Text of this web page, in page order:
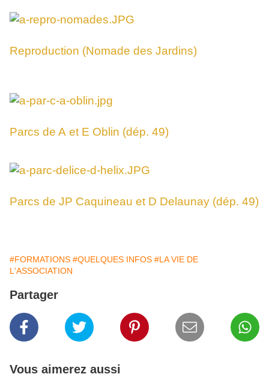
Reproduction (Nomade des Jardins)
Parcs de A et E Oblin (dép. 49)
Parcs de JP Caquineau et D Delaunay (dép. 49)
#FORMATIONS #QUELQUES INFOS #LA VIE DE
L'ASSOCIATION
Partager
Vous aimerez aussi